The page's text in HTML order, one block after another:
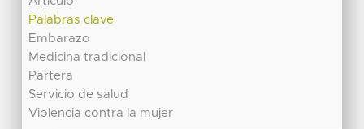
Palabras clave
Embarazo
Medicina tradicional
Partera
Servicio de salud
Violencia contra la mujer